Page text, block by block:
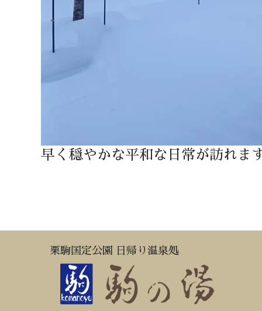
早く穏やかな平和な日常が訪れま
栗駒国定公園 日帰り温泉処